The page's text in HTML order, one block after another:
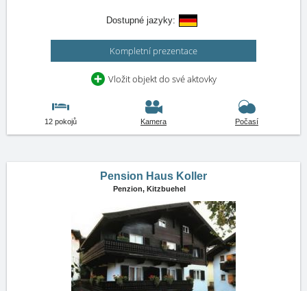
Dostupné jazyky:
Kompletní prezentace
Vložit objekt do své aktovky
12 pokojů Kamera Počasí
Pension Haus Koller
Penzion, Kitzbuehel